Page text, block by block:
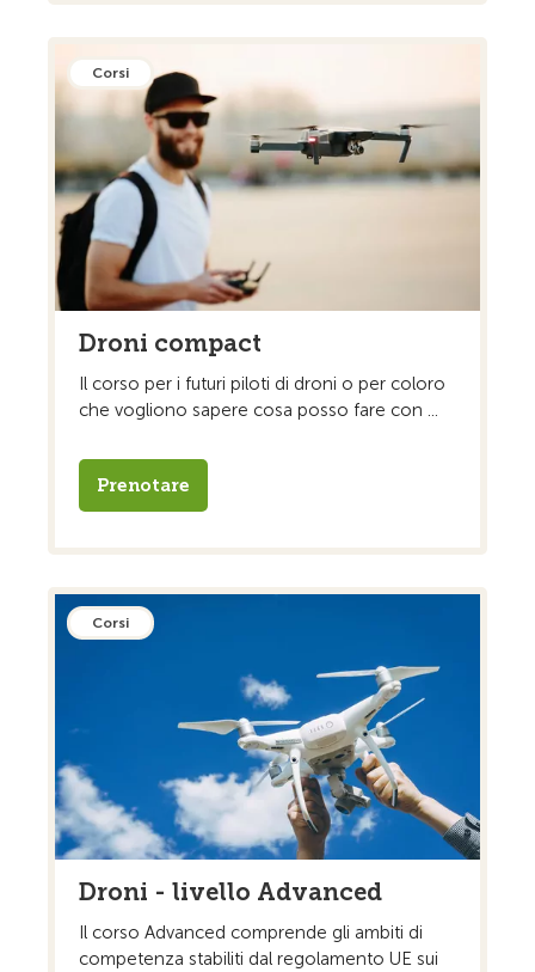
Corsi
Droni compact
Il corso per i futuri piloti di droni o per coloro
che vogliono sapere cosa posso fare con ...
Prenotare
Corsi
Droni - livello Advanced
Il corso Advanced comprende gli ambiti di
competenza stabiliti dal regolamento UE sui